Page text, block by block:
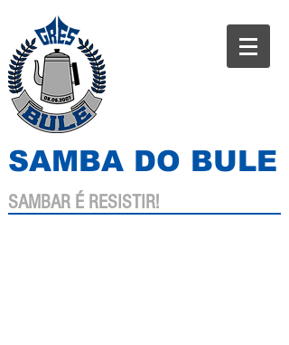
SAMBA DO BULE
SAMBAR É RESISTIR!